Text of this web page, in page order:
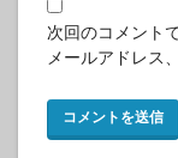
次回のコメント
メールアドレス